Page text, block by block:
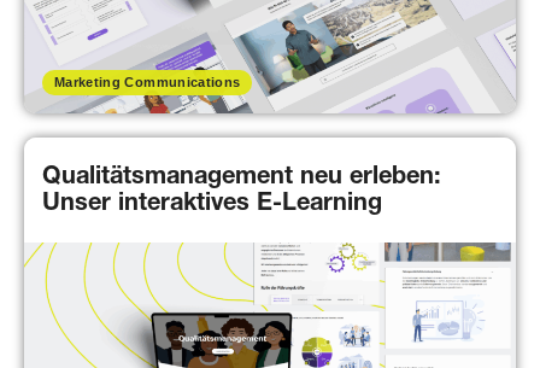
Marketing Communications
Qualitätsmanagement neu erleben:
Unser interaktives E-Learning